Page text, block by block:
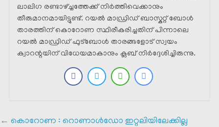
ലാലിഗ രണ്ടാഴ്ച്ചത്തേക്ക് നിർത്തിവെക്കാനും
തീരുമാനമായിട്ടുണ്ട്. റയൽ മാഡ്രിഡ്‌ ബാസ്കറ്റ് ബോൾ
താരത്തിന് കൊറോണ സ്ഥിരീകരിച്ചതിന് പിന്നാലെ
റയൽ മാഡ്രിഡ്‌ ഫുട്ബോൾ താരങ്ങളോട് സ്വയം
ക്വാറന്റയിന് വിധേയമാകാനും ക്ലബ്‌ നിർദ്ദേശിച്ചിരുന്നു.
← കൊറോണ : റൊണാൾഡോ ഇറ്റലിയിലേക്കില്ല